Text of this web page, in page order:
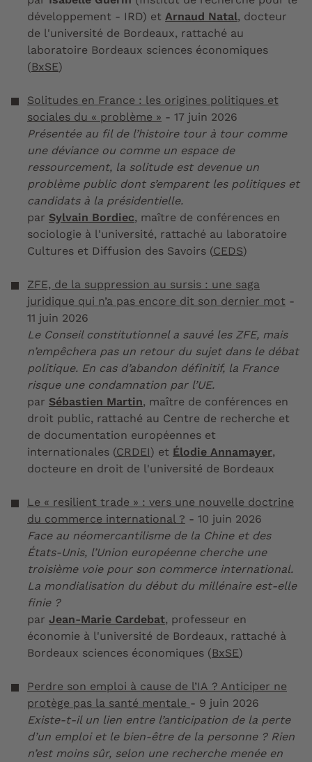
développement - IRD) et Arnaud Natal, docteur
de l'université de Bordeaux, rattaché au
laboratoire Bordeaux sciences économiques
(BxSE)
Solitudes en France : les origines politiques et
sociales du « problème » - 17 juin 2026
Présentée au fil de l’histoire tour à tour comme
une déviance ou comme un espace de
ressourcement, la solitude est devenue un
problème public dont s’emparent les politiques et
candidats à la présidentielle.
par Sylvain Bordiec, maître de conférences en
sociologie à l'université, rattaché au laboratoire
Cultures et Diffusion des Savoirs (CEDS)
ZFE, de la suppression au sursis : une saga
juridique qui n’a pas encore dit son dernier mot -
11 juin 2026
Le Conseil constitutionnel a sauvé les ZFE, mais
n’empêchera pas un retour du sujet dans le débat
politique. En cas d’abandon définitif, la France
risque une condamnation par l’UE.
par Sébastien Martin, maître de conférences en
droit public, rattaché au Centre de recherche et
de documentation européennes et
internationales (CRDEI) et Élodie Annamayer,
docteure en droit de l'université de Bordeaux
Le « resilient trade » : vers une nouvelle doctrine
du commerce international ? - 10 juin 2026
Face au néomercantilisme de la Chine et des
États-Unis, l’Union européenne cherche une
troisième voie pour son commerce international.
La mondialisation du début du millénaire est-elle
finie ?
par Jean-Marie Cardebat, professeur en
économie à l'université de Bordeaux, rattaché à
Bordeaux sciences économiques (BxSE)
Perdre son emploi à cause de l’IA ? Anticiper ne
protège pas la santé mentale - 9 juin 2026
Existe-t-il un lien entre l’anticipation de la perte
d’un emploi et le bien-être de la personne ? Rien
n’est moins sûr, selon une recherche menée en